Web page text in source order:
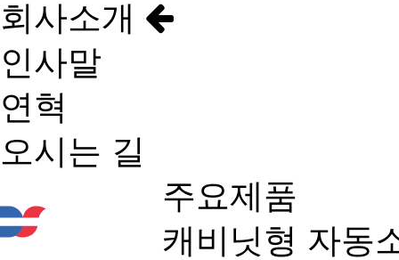
회사소개
인사말
연혁
오시는 길
주요제품
캐비닛형 자동